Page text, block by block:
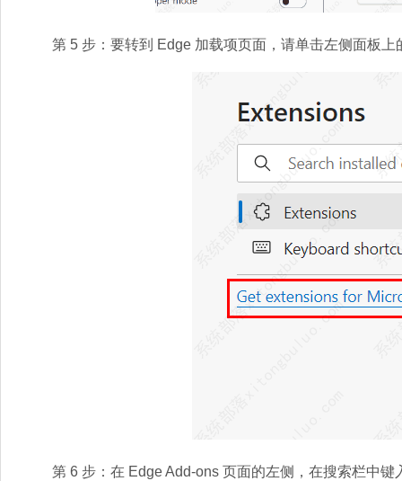
第 5 步：要转到 Edge 加载项页面，请单击左侧面板上
第 6 步：在 Edge Add-ons 页面的左侧，在搜索栏中键